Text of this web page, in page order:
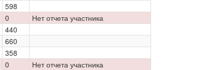
598
0
Нет отчета участника
440
660
358
0
Нет отчета участника